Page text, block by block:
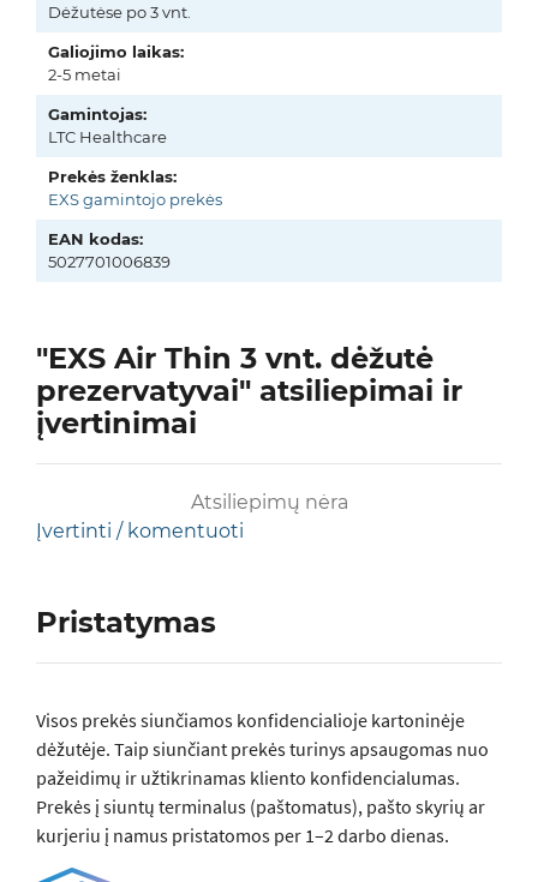
Dėžutėse po 3 vnt.
Galiojimo laikas:
2-5 metai
Gamintojas:
LTC Healthcare
Prekės ženklas:
EXS gamintojo prekės
EAN kodas:
5027701006839
"EXS Air Thin 3 vnt. dėžutė
prezervatyvai" atsiliepimai ir
įvertinimai
Atsiliepimų nėra
Įvertinti / komentuoti
Pristatymas
Visos prеkės siunčiamos konfidencialioje kartoninėje
dėžutėje. Taip siunčiant prekės turinys apsaugomas nuo
pažeidimų ir užtikrinamas kliento konfidencialumas.
Prekės į siuntų terminalus (paštomatus), pašto skyrių ar
kurjeriu į namus pristatomos per 1–2 darbo dienas.